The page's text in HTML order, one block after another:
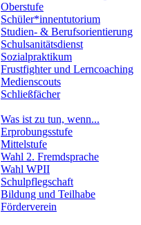
Oberstufe
Schüler*innentutorium
Studien- & Berufsorientierung
Schulsanitätsdienst
Sozialpraktikum
Frustfighter und Lerncoaching
Medienscouts
Schließfächer
Was ist zu tun, wenn...
Erprobungsstufe
Mittelstufe
Wahl 2. Fremdsprache
Wahl WPII
Schulpflegschaft
Bildung und Teilhabe
Förderverein